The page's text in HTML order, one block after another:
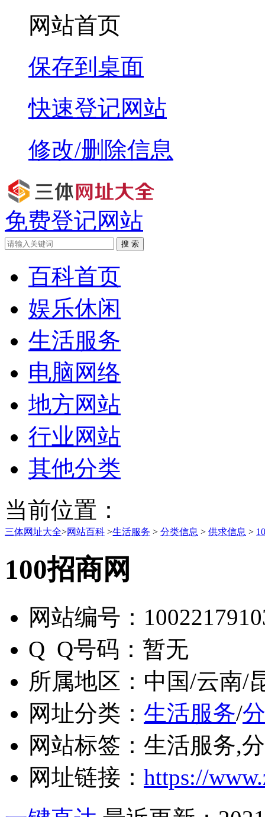
网站首页
保存到桌面
快速登记网站
修改/删除信息
免费登记网站
搜 索
百科首页
娱乐休闲
生活服务
电脑网络
地方网站
行业网站
其他分类
当前位置：
三体网址大全>网站百科 >生活服务 > 分类信息 > 供求信息 >
100招商网
网站编号：
Q Q号码： 暂无
所属地区： 中国/云南/
网址分类： 生活服务/
网站标签： 生活服务,
网址链接： https://